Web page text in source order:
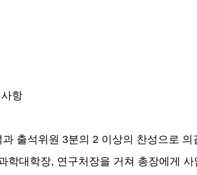
항
출석위원 3분의 2 이상의 찬성으로 의
학대학장, 연구처장을 거쳐 총장에게